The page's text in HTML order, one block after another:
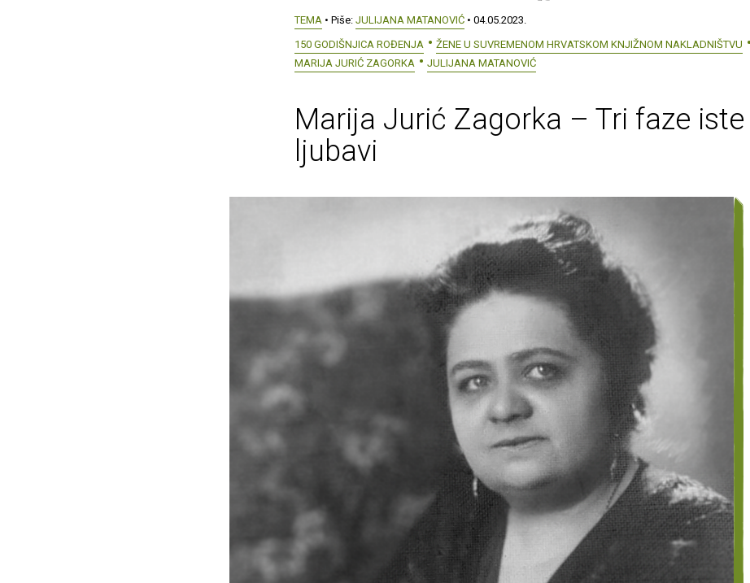
TEMA • Piše: JULIJANA MATANOVIĆ • 04.05.2023.
150 GODIŠNJICA ROĐENJA
ŽENE U SUVREMENOM HRVATSKOM KNJIŽNOM NAKLADNIŠTVU
MARIJA JURIĆ ZAGORKA
JULIJANA MATANOVIĆ
Marija Jurić Zagorka – Tri faze iste
ljubavi